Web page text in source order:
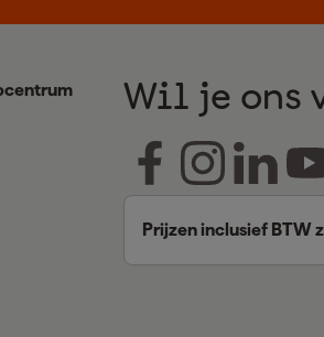
Wil je ons
Prijzen inclusief BTW